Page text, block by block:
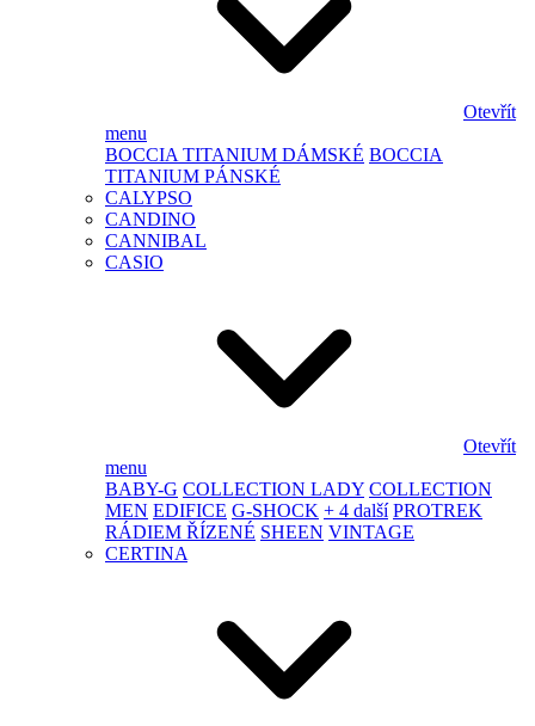
Otevřít
menu
BOCCIA TITANIUM DÁMSKÉ BOCCIA
TITANIUM PÁNSKÉ
CALYPSO
CANDINO
CANNIBAL
CASIO
Otevřít
menu
BABY-G COLLECTION LADY COLLECTION
MEN EDIFICE G-SHOCK + 4 další PROTREK
RÁDIEM ŘÍZENÉ SHEEN VINTAGE
CERTINA